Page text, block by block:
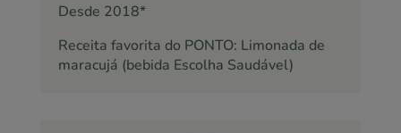
Desde 2018*
Receita favorita do PONTO: Limonada de
maracujá (bebida Escolha Saudável)